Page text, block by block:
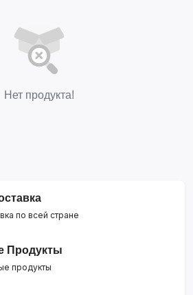
Нет продукта!
по всей стране
Продукты
продукты